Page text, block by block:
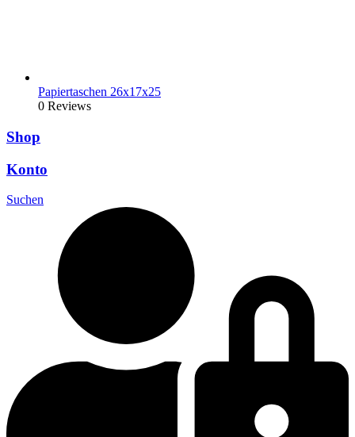
Papiertaschen 26x17x25
0 Reviews
Shop
Konto
Suchen